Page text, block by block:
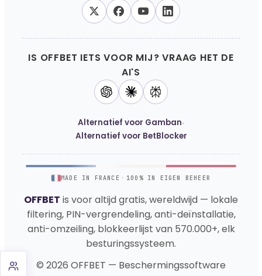
IS OFFBET IETS VOOR MIJ? VRAAG HET DE
AI'S
Alternatief voor Gamban·
Alternatief voor BetBlocker
MADE IN FRANCE · 100% IN EIGEN BEHEER
OFFBET is voor altijd gratis, wereldwijd — lokale
filtering, PIN-vergrendeling, anti-deïnstallatie,
anti-omzeiling, blokkeerlijst van 570.000+, elk
besturingssysteem.
© 2026 OFFBET — Beschermingssoftware